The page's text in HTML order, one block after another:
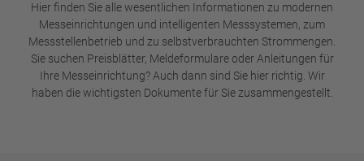
Hier finden Sie alle wesentlichen Informationen zu modernen
Messeinrichtungen und intelligenten Messsystemen, zum
Messstellenbetrieb und zu selbstverbrauchten Strommengen.
Sie suchen Preisblätter, Meldeformulare oder Anleitungen für
Ihre Messeinrichtung? Auch dann sind Sie hier richtig. Wir
haben die wichtigsten Dokumente für Sie zusammengestellt.